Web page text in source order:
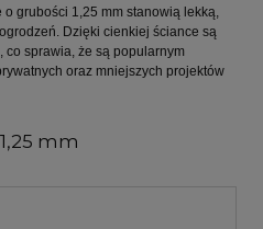
grubości 1,25 mm stanowią lekką,
Dzięki cienkiej ściance są
co sprawia, że są popularnym
oraz mniejszych projektów
mm